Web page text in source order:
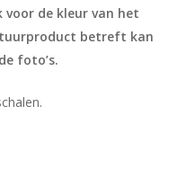
de kleur van het
betreft kan
foto’s.